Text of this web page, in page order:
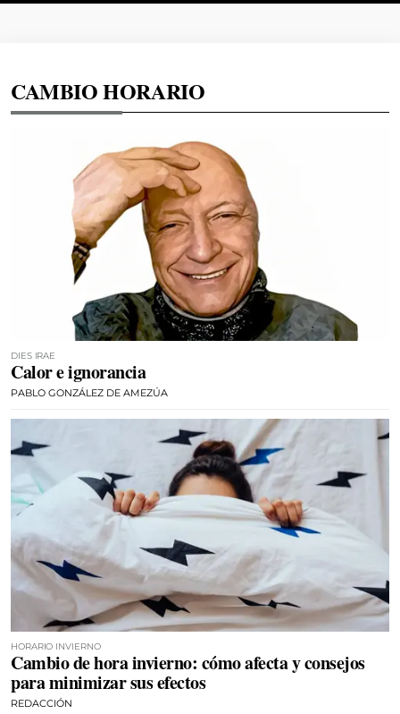
CAMBIO HORARIO
DIES IRAE
Calor e ignorancia
PABLO GONZÁLEZ DE AMEZÚA
HORARIO INVIERNO
Cambio de hora invierno: cómo afecta y consejos
para minimizar sus efectos
REDACCIÓN